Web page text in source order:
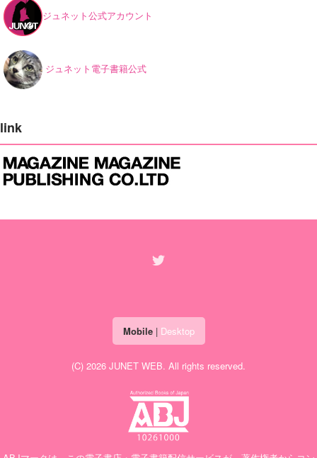
ジュネット公式アカウント
ジュネット電子書籍公式
link
Mobile| Desktop
(C) 2026 JUNET WEB. All rights reserved.